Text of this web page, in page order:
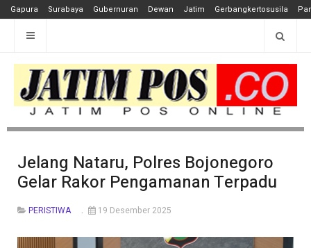
Gapura Surabaya Gubernuran Dewan Jatim Gerbangkertosusila
Jelang Nataru, Polres Bojonegoro
Gelar Rakor Pengamanan Terpadu
PERISTIWA 19 Desember 2025